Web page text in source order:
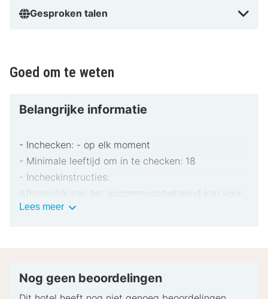
Gesproken talen
Goed om te weten
Belangrijke informatie
- Inchecken: - op elk moment
- Minimale leeftijd om in te checken: 18
- Incheckinstructies:
Afhankelijk van het accommodatiebeleid kan voor
extra personen een toeslag in rekening worden
pinpas of borgsom in contanten te verstrekken
Lees meerBelangrijke
Nog geen beoordelingen